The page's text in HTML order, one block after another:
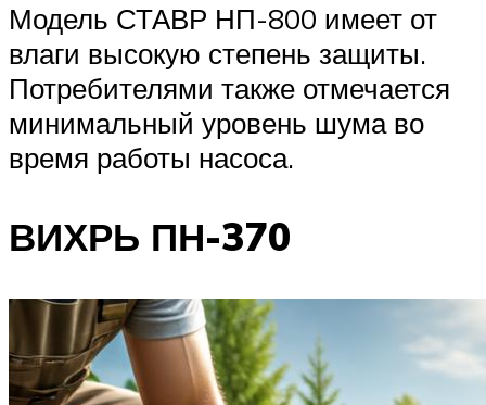
Модель СТАВР НП-800 имеет от
влаги высокую степень защиты.
Потребителями также отмечается
минимальный уровень шума во
время работы насоса.
ВИХРЬ ПН-370